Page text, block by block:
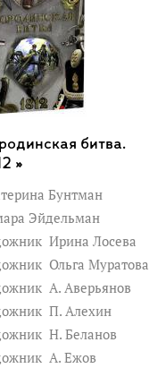
битва.
»
Бунтман
Эйдельман
Ирина Лосева
Ольга Муратова
А. Аверьянов
П. Алехин
Н. Беланов
А. Ежов